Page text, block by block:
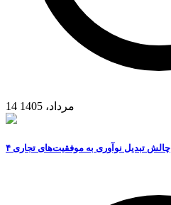
14 مرداد، 1405
۴ چالش تبدیل نوآوری به موفقیت‌های تجاری